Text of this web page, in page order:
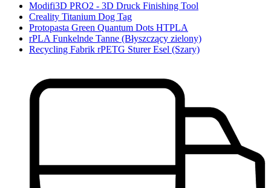
Modifi3D PRO2 - 3D Druck Finishing Tool
Creality Titanium Dog Tag
Protopasta Green Quantum Dots HTPLA
rPLA Funkelnde Tanne (Błyszczący zielony)
Recycling Fabrik rPETG Sturer Esel (Szary)